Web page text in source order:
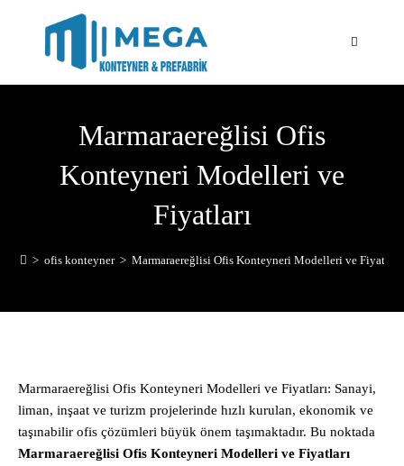
Marmaraereğlisi Ofis
Konteyneri Modelleri ve
Fiyatları
> ofis konteyner > Marmaraereğlisi Ofis Konteyneri Modelleri ve Fiyatları
Marmaraereğlisi Ofis Konteyneri Modelleri ve Fiyatları: Sanayi,
liman, inşaat ve turizm projelerinde hızlı kurulan, ekonomik ve
taşınabilir ofis çözümleri büyük önem taşımaktadır. Bu noktada
Marmaraereğlisi Ofis Konteyneri Modelleri ve Fiyatları